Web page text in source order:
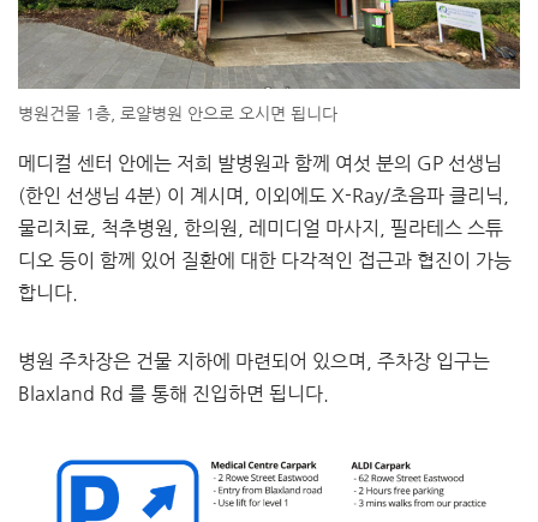
병원건물 1층, 로얄병원 안으로 오시면 됩니다
메디컬 센터 안에는 저희 발병원과 함께 여섯 분의 GP 선생님
(한인 선생님 4분) 이 계시며, 이외에도 X-Ray/초음파 클리닉,
물리치료, 척추병원, 한의원, 레미디얼 마사지, 필라테스 스튜
디오 등이 함께 있어 질환에 대한 다각적인 접근과 협진이 가능
합니다.
병원 주차장은 건물 지하에 마련되어 있으며, 주차장 입구는
Blaxland Rd 를 통해 진입하면 됩니다.